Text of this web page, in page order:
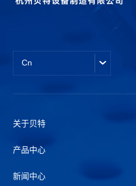
Cn
关于贝特
产品中心
新闻中心